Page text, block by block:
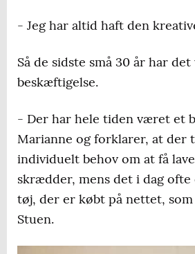
- Jeg har altid haft den
Så de sidste små 30 år har
beskæftigelse.
- Der har hele tiden været et
Marianne og forklarer, at der
individuelt behov om at få
skrædder, mens det i dag
tøj, der er købt på nettet,
Stuen.